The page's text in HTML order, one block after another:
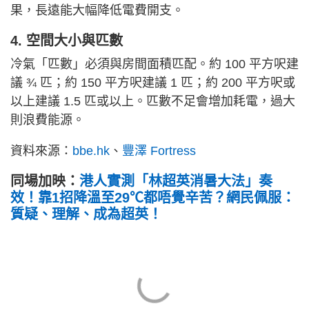
果，長遠能大幅降低電費開支。
4. 空間大小與匹數
冷氣「匹數」必須與房間面積匹配。約 100 平方呎建
議 ¾ 匹；約 150 平方呎建議 1 匹；約 200 平方呎或
以上建議 1.5 匹或以上。匹數不足會增加耗電，過大
則浪費能源。
資料來源： bbe.hk 、 豐澤 Fortress
同場加映： 港人實測「林超英消暑大法」奏
效！靠1招降溫至29℃都唔覺辛苦？網民佩服：
質疑、理解、成為超英！